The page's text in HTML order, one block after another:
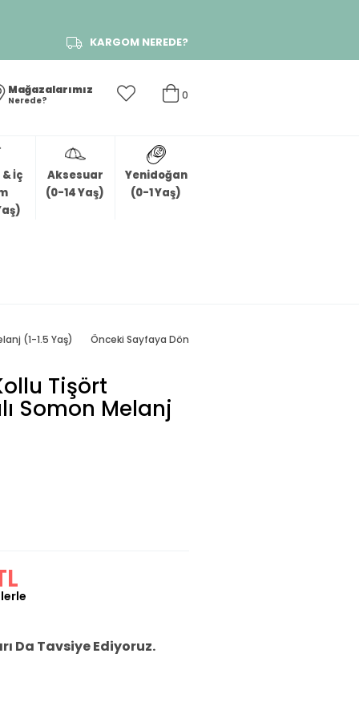
KARGOM NEREDE?
0
Mağazalarımız
Nerede?
İç
Aksesuar
(0-14 Yaş)
Yenidoğan
(0-1 Yaş)
(1-1.5 Yaş) Önceki Sayfaya Dön
Tişört
Somon Melanj
Da Tavsiye Ediyoruz.